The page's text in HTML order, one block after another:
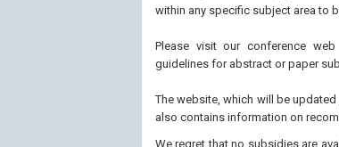
within any specific subject area to
Please visit our conference
guidelines for abstract or paper
The website, which will be
also contains information on
We regret that no subsidies are